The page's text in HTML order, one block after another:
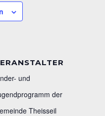
und
der
Theisseil